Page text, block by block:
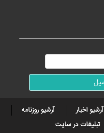
آرشیو اخبار
آرشیو روزنامه
تبلیغات در سایت